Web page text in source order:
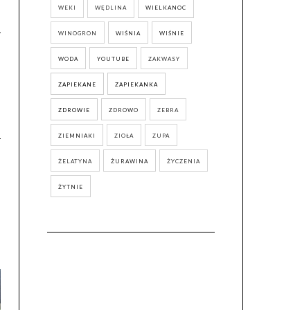
WEKI WĘDLINA WIELKANOC
WINOGRON WIŚNIA WIŚNIE
WODA YOUTUBE ZAKWASY
ZAPIEKANE ZAPIEKANKA
ZDROWIE ZDROWO ZEBRA
ZIEMNIAKI ZIOŁA ZUPA
ŻELATYNA ŻURAWINA ŻYCZENIA
ŻYTNIE